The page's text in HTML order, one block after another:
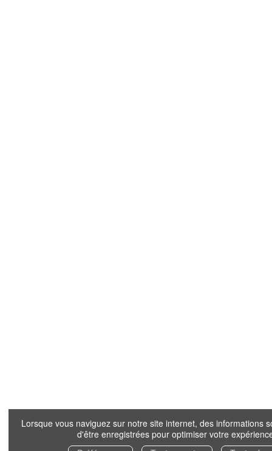
Lorsque vous naviguez sur notre site internet, des informations
d'être enregistrées pour optimiser votre